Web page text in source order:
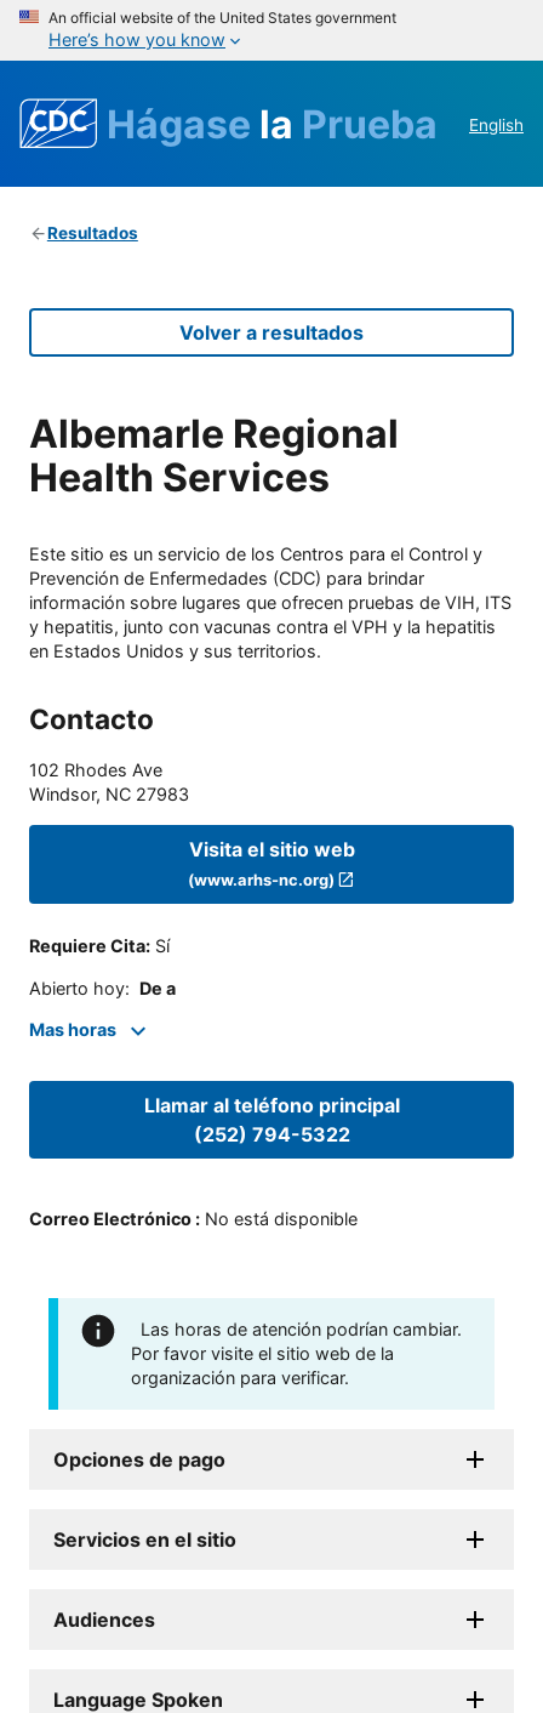
An official website of the United States government
Here’s how you know
Hágase la Prueba English
Resultados
Volver a resultados
Albemarle Regional
Health Services
Este sitio es un servicio de los Centros para el Control y
Prevención de Enfermedades (CDC) para brindar
información sobre lugares que ofrecen pruebas de VIH, ITS
y hepatitis, junto con vacunas contra el VPH y la hepatitis
en Estados Unidos y sus territorios.
Contacto
102 Rhodes Ave
Windsor, NC 27983
Visita el sitio web
(www.arhs-nc.org)
Requiere Cita: Sí
Abierto hoy: De a
Mas horas
Llamar al teléfono principal
(252) 794-5322
Correo Electrónico : No está disponible
Las horas de atención podrían cambiar.
Por favor visite el sitio web de la
organización para verificar.
Opciones de pago
Servicios en el sitio
Audiences
Language Spoken